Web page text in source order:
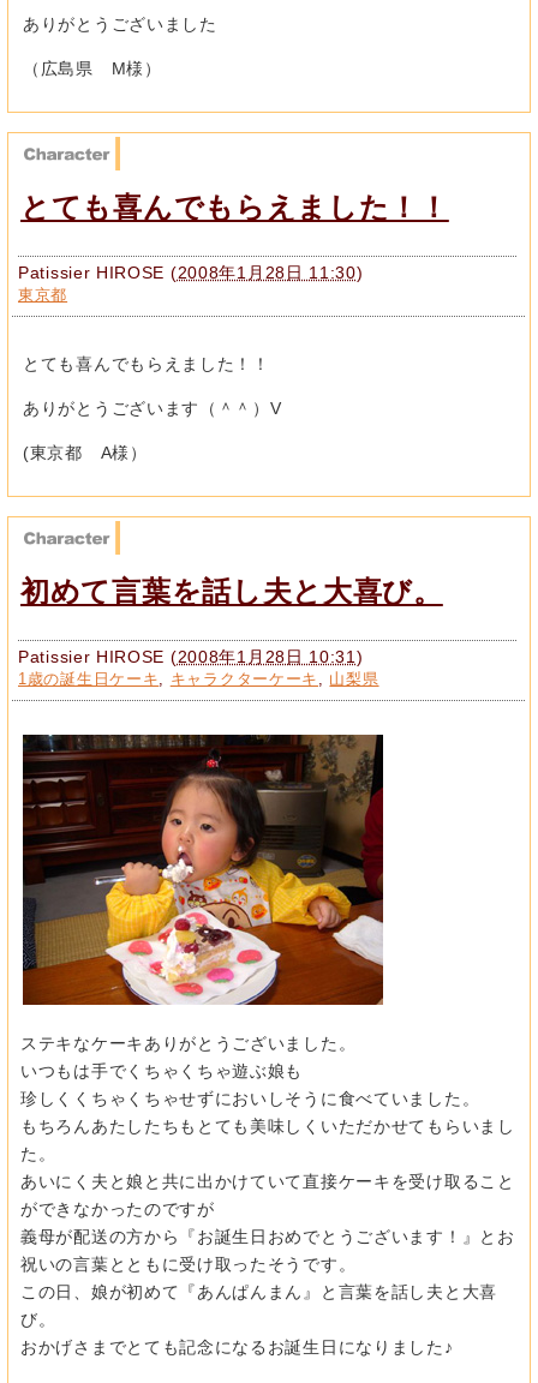
ありがとうございました
（広島県 M様）
とても喜んでもらえました！！
Patissier HIROSE (2008年1月28日 11:30)
東京都
とても喜んでもらえました！！
ありがとうございます（＾＾）V
(東京都 A様）
初めて言葉を話し夫と大喜び。
Patissier HIROSE (2008年1月28日 10:31 )
1歳の誕生日ケーキ キャラクターケーキ 山梨県
ステキなケーキありがとうございました。
いつもは手でくちゃくちゃ遊ぶ娘も
珍しくくちゃくちゃせずにおいしそうに食べていました。
もちろんあたしたちもとても美味しくいただかせてもらいまし
た。
あいにく夫と娘と共に出かけていて直接ケーキを受け取ること
ができなかったのですが
義母が配送の方から『お誕生日おめでとうございます！』とお
祝いの言葉とともに受け取ったそうです。
この日、娘が初めて『あんぱんまん』と言葉を話し夫と大喜
び。
おかげさまでとても記念になるお誕生日になりました♪